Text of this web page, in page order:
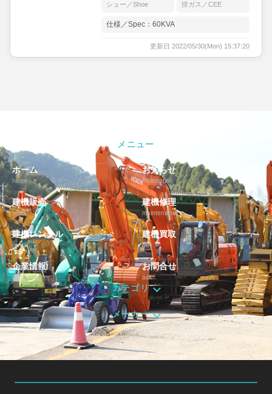
シュー／Shoe 排ガス／CEE
仕様／Spec：60KVA
更新日 2022/05/30(Mon) 15:37:20
メニュー
ホーム
home
お知らせ
information
建機販売
stock
建機修理
maintenance
建機レンタル
rental
建機買取
buy
企業情報
company
お問合せ
ask
カテゴリ
メーカー